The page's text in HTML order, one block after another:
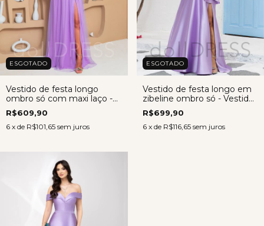
ESGOTADO
Vestido de festa longo
ombro só com maxi laço -
Vestido Gabriela LAVANDA
R$609,90
6 x de R$101,65 sem juros
ESGOTADO
Vestido de festa longo em
zibeline ombro só - Vestido
Cléo LAVANDA
R$699,90
6 x de R$116,65 sem juros